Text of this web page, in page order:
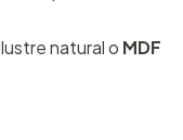
lustre natural o MDF